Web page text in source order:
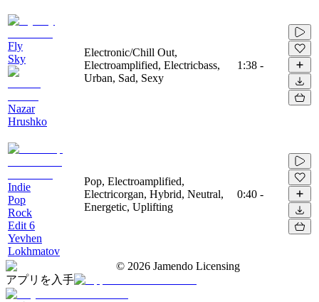
Fly
Sky
Nazar
Hrushko
Electronic/Chill Out,
Electroamplified, Electricbass,
Urban, Sad, Sexy
1:38 -
Indie
Pop
Rock
Edit 6
Yevhen
Lokhmatov
Pop, Electroamplified,
Electricorgan, Hybrid, Neutral,
Energetic, Uplifting
0:40 -
© 2026 Jamendo Licensing
アプリを入手